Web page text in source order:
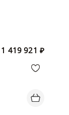
1 419 921 ₽